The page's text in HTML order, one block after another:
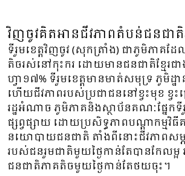
វិញចូវគិតអានជីវភាពតំបន់ជនជា
ទីរួមខេត្តវិញចូវ (សុកត្រាំង) ជាភូមិភាគដ
តិចរស់នៅកុះករ ដោយមានជនជាតិខ្មែរជ
ហ្វា១៧% ទីរួមខេត្តមានមាត់សមុទ្រ ភូមិដ្ឋ
ហើយជីវភាពរបស់ប្រជាជននៅខ្វះមុខ ខ្វ
រដ្ឋអំណាច ភូមិភាគនិងស្ថាប័នគណៈផ្នែកទី
ផ្សព្វផ្សាយ ដោយប្រសិទ្ធភាពបណ្តាកម្ម
នយោបាយជនជាតិ តាំងពីនោះជីវភាពសម្ភ
របស់ជនរួមជាតិមួយថ្ងៃកាន់តែបានកែលម្អ
ជនជាតិភាគតិចមួយថ្ងៃកាន់តែថយចុះ។